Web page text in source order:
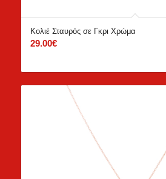
Κολιέ Σταυρός σε Γκρι Χρώμα
29.00€